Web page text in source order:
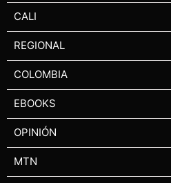
CALI
REGIONAL
COLOMBIA
EBOOKS
OPINIÓN
MTN